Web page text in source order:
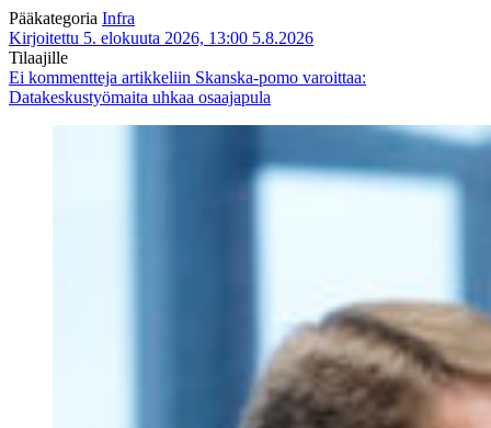
Pääkategoria Infra
Kirjoitettu 5. elokuuta 2026, 13:00 5.8.2026
Tilaajille
Ei kommentteja artikkeliin Skanska-pomo varoittaa:
Datakeskustyömaita uhkaa osaajapula